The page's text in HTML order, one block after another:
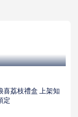
喜荔枝禮盒 上架知
定